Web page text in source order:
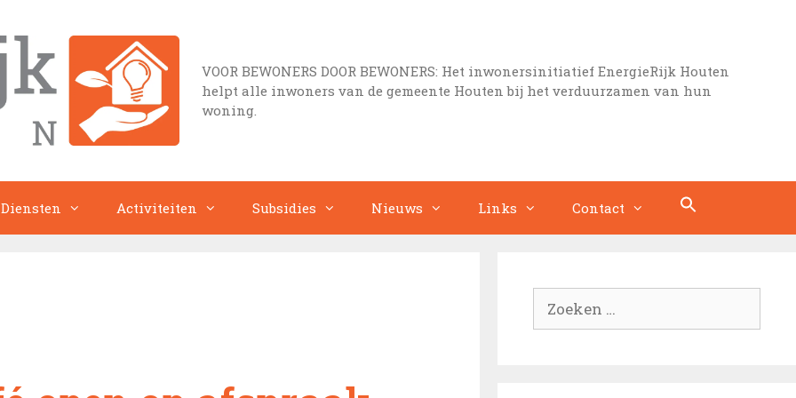
VOOR BEWONERS DOOR BEWONERS: Het inwonersinitiatief EnergieRijk Houten
helpt alle inwoners van de gemeente Houten bij het verduurzamen van hun
woning.
Diensten Activiteiten Subsidies Nieuws Links Contact
naar: